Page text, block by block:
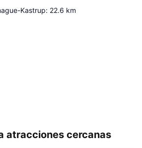
Kastrup: 22.6 km
atracciones cercanas